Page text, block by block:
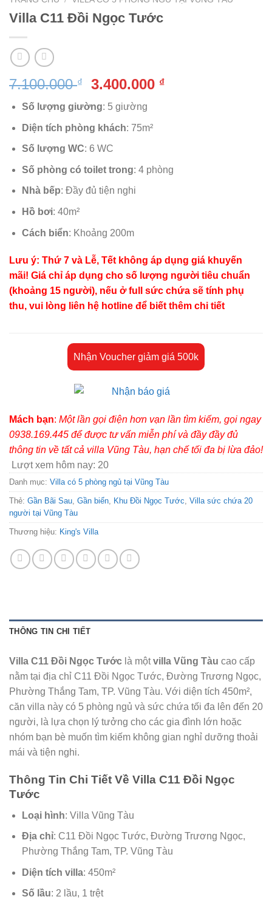
Villa C11 Đồi Ngọc Tước
7.100.000₫
Giá
là:
7.100.000 ₫.
3.400.000 ₫Giá
Số lượng giường: 5 giường
Diện tích phòng khách: 75m²
Số lượng WC: 6 WC
Số phòng có toilet trong: 4 phòng
Nhà bếp: Đầy đủ tiện nghi
Hồ bơi: 40m²
Cách biển: Khoảng 200m
Lưu ý: Thứ 7 và Lễ, Tết không áp dụng giá khuyến
mãi! Giá chỉ áp dụng cho số lượng người tiêu chuẩn
(khoảng 15 người), nếu ở full sức chứa sẽ tính phụ
thu, vui lòng liên hệ hotline để biết thêm chi tiết
Nhận Voucher giảm giá 500k
Mách bạn: Một lần gọi điện hơn vạn lần tìm kiếm, gọi ngay
0938.169.445 để được tư vấn miễn phí và đầy đầy đủ
thông tin về tất cả villa Vũng Tàu, hạn chế tối đa bị lừa đảo!
Lượt xem hôm nay: 20
Danh mục: Villa có 5 phòng ngủ tại Vũng Tàu
Thẻ: Gần Bãi Sau, Gần biển, Khu Đồi Ngọc Tước, Villa sức chứa 20
người tại Vũng Tàu
Thương hiệu: King's Villa
THÔNG TIN CHI TIẾT
Villa C11 Đồi Ngọc Tước là mộtvilla Vũng Tàu cao cấp
nằm tại địa chỉ C11 Đồi Ngọc Tước, Đường Trương Ngọc,
Phường Thắng Tam, TP. Vũng Tàu. Với diện tích 450m²,
căn villa này có 5 phòng ngủ và sức chứa tối đa lên đến 20
người, là lựa chọn lý tưởng cho các gia đình lớn hoặc
nhóm bạn bè muốn tìm kiếm không gian nghỉ dưỡng thoải
mái và tiện nghi.
Thông Tin Chi Tiết Về Villa C11 Đồi Ngọc
Tước
Loại hình: Villa Vũng Tàu
Địa chỉ: C11 Đồi Ngọc Tước, Đường Trương Ngọc,
Phường Thắng Tam, TP. Vũng Tàu
Diện tích villa: 450m²
Số lầu: 2 lầu, 1 trệt